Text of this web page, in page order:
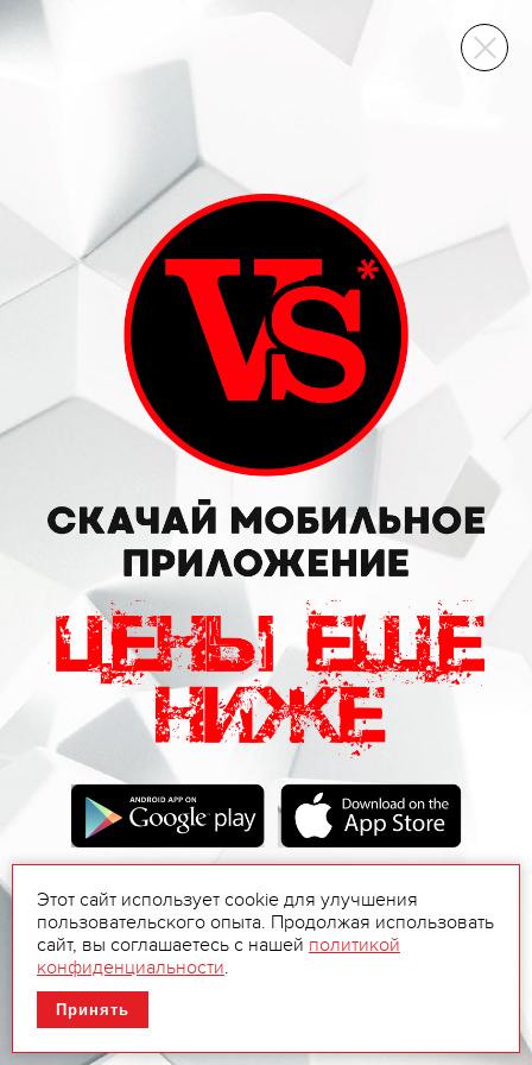
ВИННЫЙ СКЛАД
Этот сайт использует cookie для улучшения
пользовательского опыта. Продолжая использовать
сайт, вы соглашаетесь с нашей политикой
конфиденциальности.
Принять